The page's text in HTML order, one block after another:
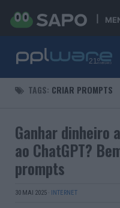
TAGS: CRIAR PROMPTS
Ganhar dinheiro
ao ChatGPT?
prompts
30 MAI 2025 · INTERNET